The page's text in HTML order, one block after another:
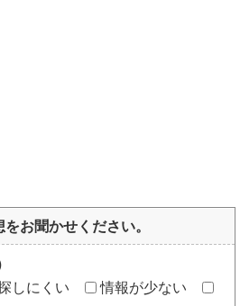
お聞かせください。
しにくい
情報が少ない